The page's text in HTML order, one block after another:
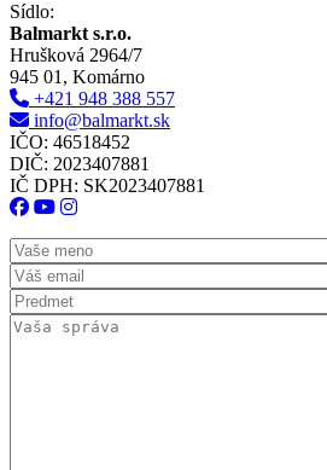
Sídlo:
Balmarkt s.r.o.
Hrušková 2964/7
945 01, Komárno
+421 948 388 557
info@balmarkt.sk
IČO: 46518452
DIČ: 2023407881
IČ DPH: SK2023407881